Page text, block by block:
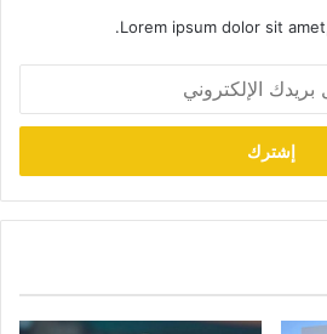
Lorem ipsum dolor sit